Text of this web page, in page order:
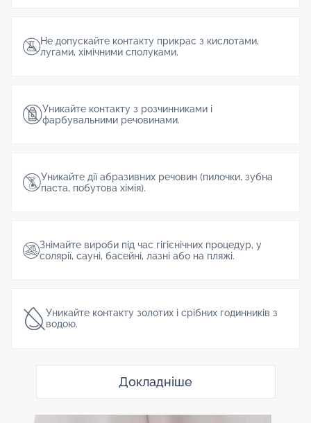
Не допускайте контакту прикрас з кислотами,
лугами, хімічними сполуками.
Уникайте контакту з розчинниками і
фарбувальними речовинами.
Уникайте дії абразивних речовин (пилочки, зубна
паста, побутова хімія).
Знімайте вироби під час гігієнічних процедур, у
солярії, сауні, басейні, лазні або на пляжі.
Уникайте контакту золотих і срібних годинників з
водою.
Докладніше